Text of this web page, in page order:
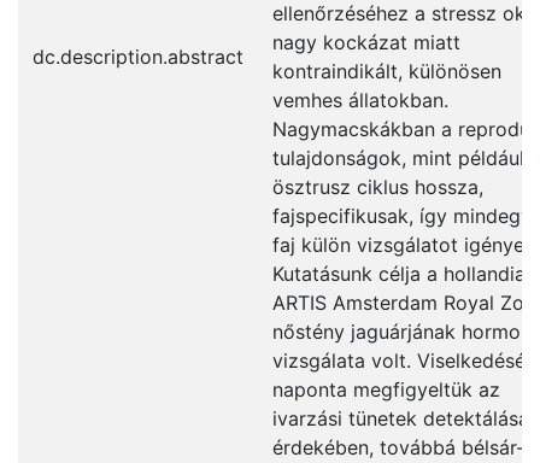
dc.description.abstract
ellenőrzéséhez a stressz
nagy kockázat miatt
kontraindikált, különösen
vemhes állatokban.
Nagymacskákban a
tulajdonságok, mint például
ösztrusz ciklus hossza,
fajspecifikusak, így
faj külön vizsgálatot igényel.
Kutatásunk célja a hollandiai
ARTIS Amsterdam Royal Zoo
nőstény jaguárjának
vizsgálata volt. Viselkedését
naponta megfigyeltük az
ivarzási tünetek detektálása
érdekében, továbbá bélsár-